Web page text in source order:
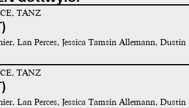
TANZ
Lan Perces, Jessica Tamsin Allemann, Dustin
TANZ
Lan Perces, Jessica Tamsin Allemann, Dustin